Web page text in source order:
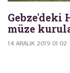
Gebze'deki
müze
14 ARALIK 2019 01:02